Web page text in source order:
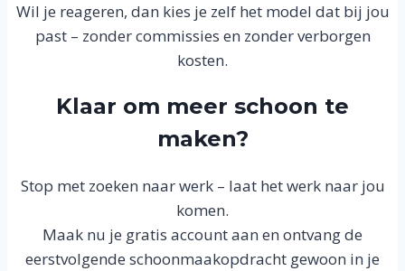
Wil je reageren, dan kies je zelf het model dat bij jou
past – zonder commissies en zonder verborgen
kosten.
Klaar om meer schoon te
maken?
Stop met zoeken naar werk – laat het werk naar jou
komen.
Maak nu je gratis account aan en ontvang de
eerstvolgende schoonmaakopdracht gewoon in je